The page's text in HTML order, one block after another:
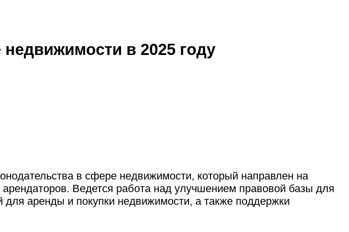
в 2025 году
в сфере недвижимости, который направлен на
Ведется работа над улучшением правовой базы для
аренды и покупки недвижимости, а также поддержки